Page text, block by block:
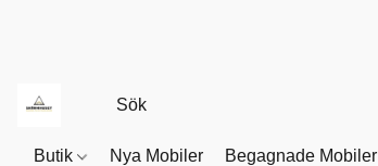
Butik Nya Mobiler Begagnade Mobiler